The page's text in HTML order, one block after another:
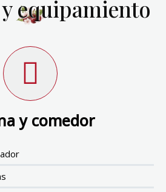
equipamiento
y comedor